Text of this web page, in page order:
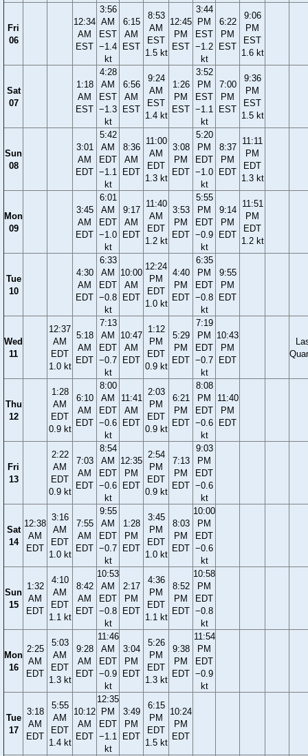
Fri
06
12:34
AM
EST
3:56
AM
EST
−1.4
kt
6:15
AM
EST
8:53
AM
EST
1.5 kt
12:45
PM
EST
3:44
PM
EST
−1.2
kt
6:22
PM
EST
9:06
PM
EST
1.6 kt
Sat
07
1:18
AM
EST
4:28
AM
EST
−1.3
kt
6:56
AM
EST
9:24
AM
EST
1.4 kt
1:26
PM
EST
3:52
PM
EST
−1.1
kt
7:00
PM
EST
9:36
PM
EST
1.5 kt
Sun
08
3:01
AM
EDT
5:42
AM
EDT
−1.1
kt
8:36
AM
EDT
11:00
AM
EDT
1.3 kt
3:08
PM
EDT
5:20
PM
EDT
−1.0
kt
8:37
PM
EDT
11:11
PM
EDT
1.3 kt
Mon
09
3:45
AM
EDT
6:01
AM
EDT
−1.0
kt
9:17
AM
EDT
11:40
AM
EDT
1.2 kt
3:53
PM
EDT
5:55
PM
EDT
−0.9
kt
9:14
PM
EDT
11:51
PM
EDT
1.2 kt
Tue
10
4:30
AM
EDT
6:33
AM
EDT
−0.8
kt
10:00
AM
EDT
12:24
PM
EDT
1.0 kt
4:40
PM
EDT
6:35
PM
EDT
−0.8
kt
9:55
PM
EDT
Wed
11
12:37
AM
EDT
1.0 kt
5:18
AM
EDT
7:13
AM
EDT
−0.7
kt
10:47
AM
EDT
1:12
PM
EDT
0.9 kt
5:29
PM
EDT
7:19
PM
EDT
−0.7
kt
10:43
PM
EDT
Thu
12
1:28
AM
EDT
0.9 kt
6:10
AM
EDT
8:00
AM
EDT
−0.6
kt
11:41
AM
EDT
2:03
PM
EDT
0.9 kt
6:21
PM
EDT
8:08
PM
EDT
−0.6
kt
11:40
PM
EDT
Fri
13
2:22
AM
EDT
0.9 kt
7:03
AM
EDT
8:54
AM
EDT
−0.6
kt
12:35
PM
EDT
2:54
PM
EDT
0.9 kt
7:13
PM
EDT
9:03
PM
EDT
−0.6
kt
Sat
14
12:38
AM
EDT
3:16
AM
EDT
1.0 kt
7:55
AM
EDT
9:55
AM
EDT
−0.7
kt
1:28
PM
EDT
3:45
PM
EDT
1.0 kt
8:03
PM
EDT
10:00
PM
EDT
−0.6
kt
Sun
15
1:32
AM
EDT
4:10
AM
EDT
1.1 kt
8:42
AM
EDT
10:53
AM
EDT
−0.8
kt
2:17
PM
EDT
4:36
PM
EDT
1.1 kt
8:52
PM
EDT
10:58
PM
EDT
−0.8
kt
Mon
16
2:25
AM
EDT
5:03
AM
EDT
1.3 kt
9:28
AM
EDT
11:46
AM
EDT
−0.9
kt
3:04
PM
EDT
5:26
PM
EDT
1.3 kt
9:38
PM
EDT
11:54
PM
EDT
−0.9
kt
Tue
17
3:18
AM
EDT
5:55
AM
EDT
1.4 kt
10:12
AM
EDT
12:35
PM
EDT
−1.1
kt
3:49
PM
EDT
6:15
PM
EDT
1.5 kt
10:24
PM
EDT